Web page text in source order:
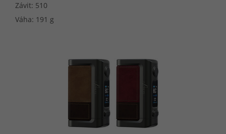
Závit: 510
Váha: 191 g